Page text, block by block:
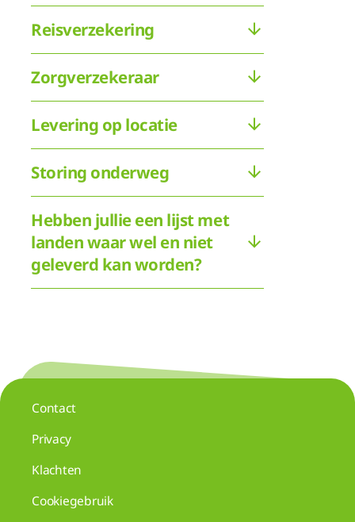
Reisverzekering
Zorgverzekeraar
Levering op locatie
Storing onderweg
Hebben jullie een lijst met
landen waar wel en niet
geleverd kan worden?
Contact
Privacy
Klachten
Cookiegebruik